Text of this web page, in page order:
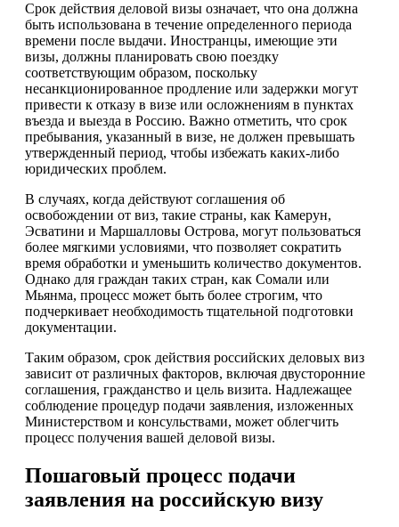
Срок действия деловой визы означает, что она должна
быть использована в течение определенного периода
времени после выдачи. Иностранцы, имеющие эти
визы, должны планировать свою поездку
соответствующим образом, поскольку
несанкционированное продление или задержки могут
привести к отказу в визе или осложнениям в пунктах
въезда и выезда в Россию. Важно отметить, что срок
пребывания, указанный в визе, не должен превышать
утвержденный период, чтобы избежать каких-либо
юридических проблем.
В случаях, когда действуют соглашения об
освобождении от виз, такие страны, как Камерун,
Эсватини и Маршалловы Острова, могут пользоваться
более мягкими условиями, что позволяет сократить
время обработки и уменьшить количество документов.
Однако для граждан таких стран, как Сомали или
Мьянма, процесс может быть более строгим, что
подчеркивает необходимость тщательной подготовки
документации.
Таким образом, срок действия российских деловых виз
зависит от различных факторов, включая двусторонние
соглашения, гражданство и цель визита. Надлежащее
соблюдение процедур подачи заявления, изложенных
Министерством и консульствами, может облегчить
процесс получения вашей деловой визы.
Пошаговый процесс подачи
заявления на российскую визу